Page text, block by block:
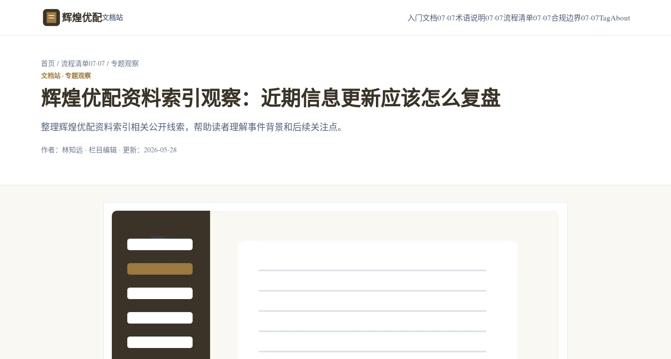
辉煌优配文档站 入门文档07·07术语说明07·07流程清单07·07合规边界07·07TagAbout
首页 / 流程清单07·07 / 专题观察
文档站 · 专题观察
辉煌优配资料索引观察：近期信息更新应该怎么复盘
整理辉煌优配资料索引相关公开线索，帮助读者理解事件背景和后续关注点。
作者：林知远 · 栏目编辑 · 更新：2026-05-28